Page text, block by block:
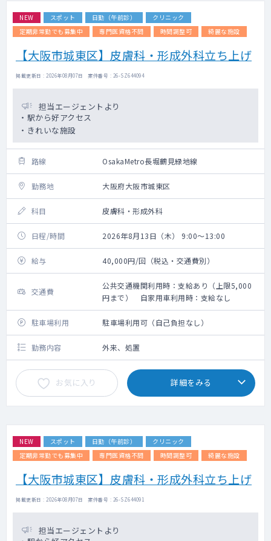
NEW スポット 日勤（午前診）
クリニック
定期非常勤でも募集中
専門医資格不問 時間調整可 綺麗な施設
【大阪市城東区】皮膚科・形成外科立ち上げ
掲載更新日 : 2026年08月07日 案件番号 : 26-SZ644094
担当エージェントより
・駅から好アクセス
・きれいな施設
路線 OsakaMetro長堀鶴見緑地線
勤務地 大阪府大阪市城東区
科目 皮膚科・形成外科
日程/時間 2026年8月13日（木） 9:00～13:00
給与 40,000円/回（税込・交通費別）
交通費
公共交通機関利用時：支給あり（上限5,000
円まで） 自家用車利用時：支給なし
駐車場利用 駐車場利用可（自己負担なし）
勤務内容 外来、処置
お気に入り 詳細をみる
NEW スポット 日勤（午前診）
クリニック
定期非常勤でも募集中
専門医資格不問 時間調整可 綺麗な施設
【大阪市城東区】皮膚科・形成外科立ち上げ
掲載更新日 : 2026年08月07日 案件番号 : 26-SZ644091
担当エージェントより